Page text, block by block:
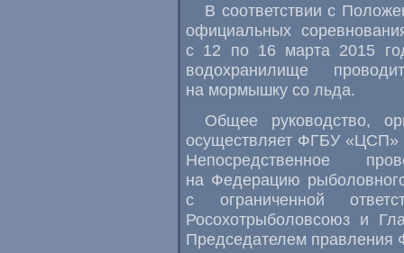
В соответствии с
официальных
с 12 по 16 марта 2015
водохранилище
на мормышку со льда.
Общее руководство,
осуществляет ФГБУ «ЦСП»
Непосредственное
на Федерацию
с ограниченной
Росохотрыболовсоюз и
Председателем правления